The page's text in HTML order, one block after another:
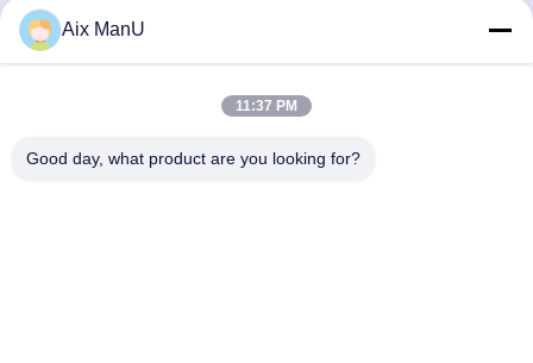
Aix ManU
11:37 PM
Good day, what product are you looking for?